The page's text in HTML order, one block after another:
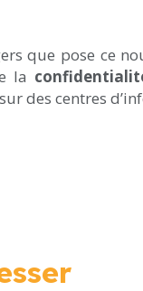
que pose ce
la
des centres